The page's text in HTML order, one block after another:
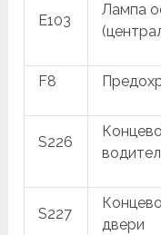
E103
Лампа
F8
S226
S227
двери